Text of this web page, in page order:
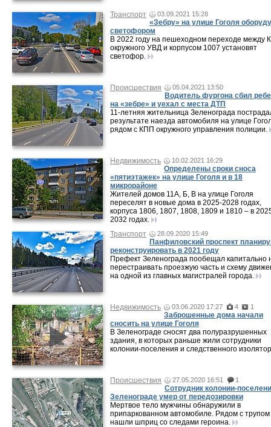
Транспорт 03.09.2021 15:28
«Зебру» на улице Гоголя
светофором
В 2022 году на пешеходном переходе между
окружного УВД и корпусом 1007 установят
светофор.
Происшествия 05.04.2021 13:50
Водитель фургона сбил
на «зебре» и уехал с места ДТП
11-летняя жительница Зеленограда
результате наезда автомобиля на улице
рядом с КПП окружного управления полиции.
Недвижимость 10.02.2021 16:29
Определены сроки сноса
«пятиэтажек» на улице Гоголя и в 18
микрорайоне
Жителей домов 11А, Б, В на улице Гоголя
переселят в новые дома в 2025-2028 годах,
корпуса 1806, 1807, 1808, 1809 и 1810 – в
2032 годах.
Транспорт
28.09.2020 15:49
Панфиловский проспект
реконструировать в 2021 году
Префект Зеленограда пообещал капитально
перестраивать проезжую часть и схему
на одной из главных магистралей города.
Недвижимость 03.06.2020 17:27 4 1
Заброшенные дома начали
сносить на улице Гоголя
В Зеленограде сносят два полуразрушенных
здания, в которых раньше жили сотрудники
колонии-поселения и следственного
Происшествия 27.05.2020 16:51 1
Сотрудник колонии-
Зеленограде умер от передозировки
Мертвое тело мужчины обнаружили в
припаркованном автомобиле. Рядом с трупом
нашли шприц со следами героина.